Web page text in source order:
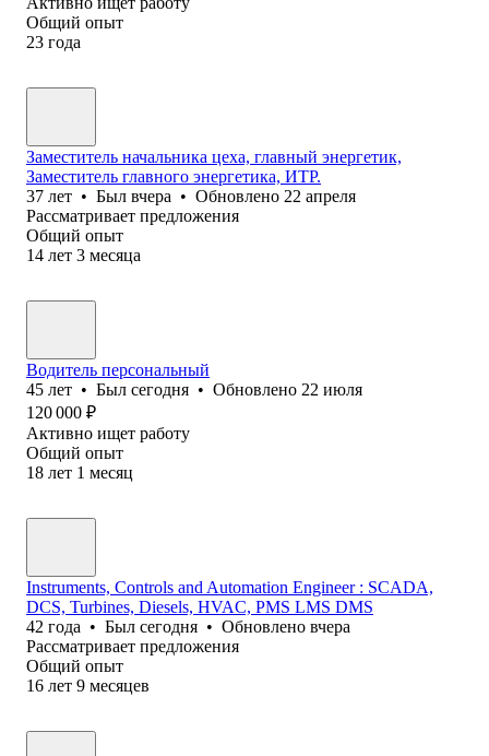
Общий опыт
23 года
Заместитель начальника цеха, главный энергетик,
Заместитель главного энергетика, ИТР.
37 лет • Был вчера • Обновлено 22 апреля
Рассматривает предложения
Общий опыт
14 лет 3 месяца
Водитель персональный
45 лет • Был сегодня • Обновлено 22 июля
120 000 ₽
Активно ищет работу
Общий опыт
18 лет 1 месяц
Instruments, Controls and Automation Engineer : SCADA,
DCS, Turbines, Diesels, HVAC, PMS LMS DMS
42 года • Был сегодня • Обновлено вчера
Рассматривает предложения
Общий опыт
16 лет 9 месяцев